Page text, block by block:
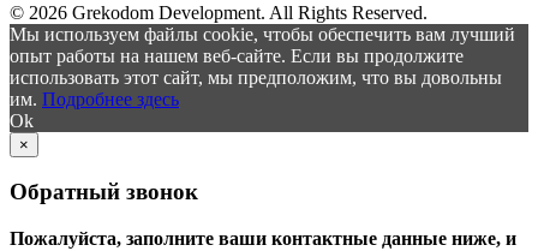
© 2026 Grekodom Development. All Rights Reserved.
Мы используем файлы cookie, чтобы обеспечить вам лучший
опыт работы на нашем веб-сайте. Если вы продолжите
использовать этот сайт, мы предположим, что вы довольны
им. Подробнее здесь
Ok
×
Обратный звонок
Пожалуйста, заполните ваши контактные данные ниже, и